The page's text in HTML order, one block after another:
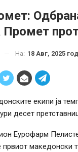
Промет
На: 18 Авг, 2025
екипи ја
десет
Еурофарм
македонски